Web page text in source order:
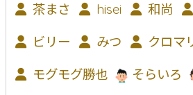
茶まさ hisei 和尚
ビリー みつ クロマ
モグモグ勝也 そらいろ